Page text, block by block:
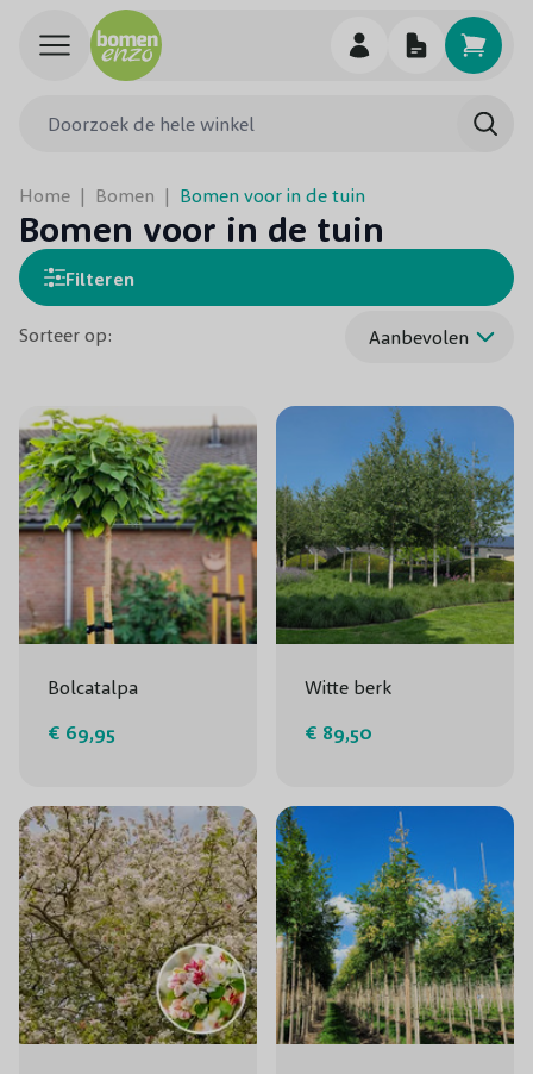
Ga naar de inhoud
Home | Bomen | Bomen voor in de tuin
Bomen voor in de tuin
Filteren
Sorteer op:
Bolcatalpa
€ 69,95
Witte berk
€ 89,50